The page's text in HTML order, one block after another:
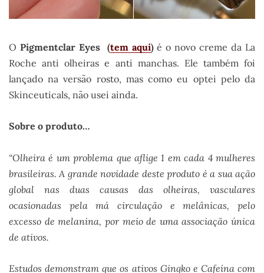
O Pigmentclar Eyes (tem aqui)é o novo creme da La
Roche anti olheiras e anti manchas. Ele também foi
lançado na versão rosto, mas como eu optei pelo da
Skinceuticals, não usei ainda.
Sobre o produto…
“Olheira é um problema que aflige 1 em cada 4 mulheres
brasileiras. A grande novidade deste produto é a sua ação
global nas duas causas das olheiras, vasculares
ocasionadas pela má circulação e melânicas, pelo
excesso de melanina, por meio de uma associação única
de ativos.
Estudos demonstram que os ativos Gingko e Cafeína com